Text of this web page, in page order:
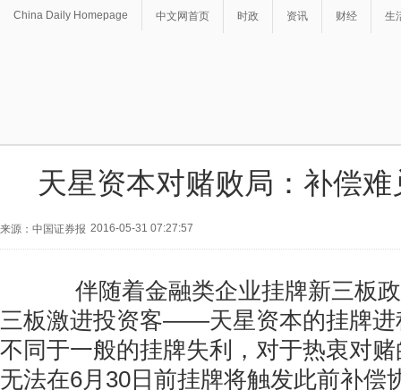
China Daily Homepage 中文网首页 时政 资讯 财经 生
天星资本对赌败局：补偿
来源：中国证券报 2016-05-31 07:27:57
伴随着金融类企业挂牌新三板政
三板激进投资客——天星资本的挂牌进
不同于一般的挂牌失利，对于热衷对
无法在6月30日前挂牌将触发此前补偿